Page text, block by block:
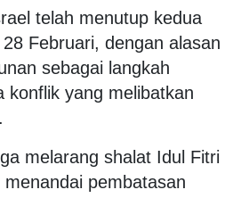
telah menutup kedua
Februari, dengan alasan
sebagai langkah
konflik yang melibatkan
melarang shalat Idul Fitri
pembatasan